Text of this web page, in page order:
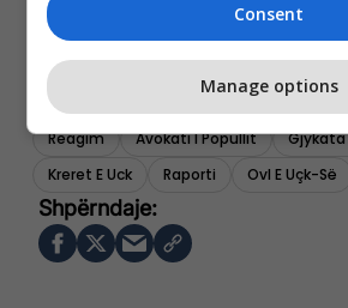
Reagim Avokati I Popullit
Kreret E Uck
Raporti Ovl E Uçk-Së
Consent
Manage options